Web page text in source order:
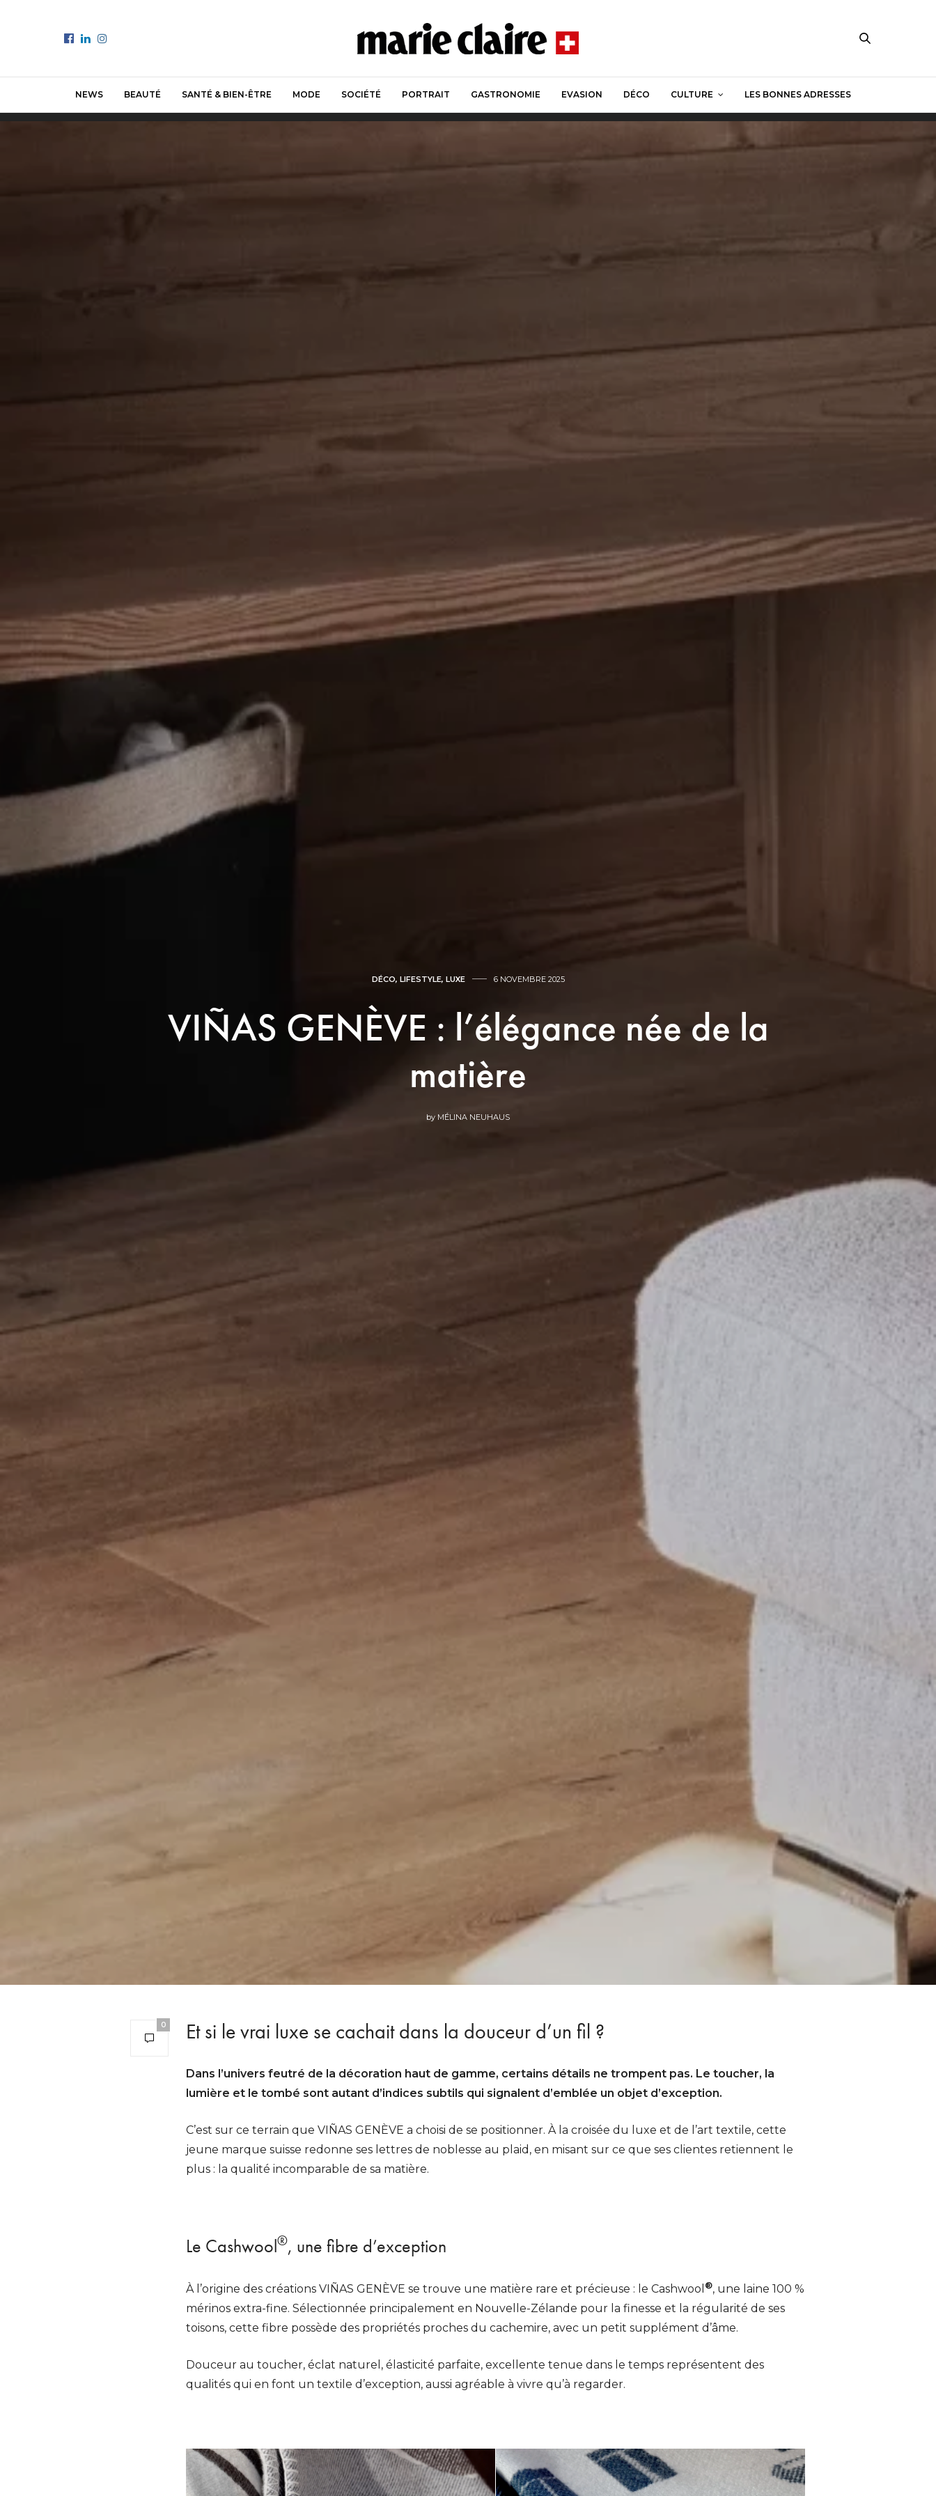
NEWS BEAUTÉ SANTÉ & BIEN-ÊTRE MODE SOCIÉTÉ PORTRAIT GASTRONOMIE EVASION DÉCO CULTURE LES BONNES ADRESSES
DÉCO, LIFESTYLE, LUXE 6 NOVEMBRE 2025
VIÑAS GENÈVE : l’élégance née de la
matière
by MÉLINA NEUHAUS
0 Et si le vrai luxe se cachait dans la douceur d’un fil ?
Dans l’univers feutré de la décoration haut de gamme, certains détails ne trompent pas. Le toucher, la
lumière et le tombé sont autant d’indices subtils qui signalent d’emblée un objet d’exception.
C’est sur ce terrain que VIÑAS GENÈVE a choisi de se positionner. À la croisée du luxe et de l’art textile, cette
jeune marque suisse redonne ses lettres de noblesse au plaid, en misant sur ce que ses clientes retiennent le
plus : la qualité incomparable de sa matière.
Le Cashwool®, une fibre d’exception
À l’origine des créations VIÑAS GENÈVE se trouve une matière rare et précieuse : le Cashwool ®, une laine 100 %
mérinos extra-fine. Sélectionnée principalement en Nouvelle-Zélande pour la finesse et la régularité de ses
toisons, cette fibre possède des propriétés proches du cachemire, avec un petit supplément d’âme.
Douceur au toucher, éclat naturel, élasticité parfaite, excellente tenue dans le temps représentent des
qualités qui en font un textile d’exception, aussi agréable à vivre qu’à regarder.